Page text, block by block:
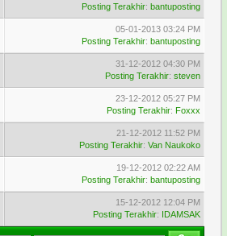
Posting Terakhir:bantuposting
05-01-2013 03:24 PM
Posting Terakhir:bantuposting
31-12-2012 04:30 PM
Posting Terakhir:steven
23-12-2012 05:27 PM
Posting Terakhir:Foxxx
21-12-2012 11:52 PM
Posting Terakhir:Van Naukoko
19-12-2012 02:22 AM
Posting Terakhir:bantuposting
15-12-2012 12:04 PM
Posting Terakhir: IDAMSAK